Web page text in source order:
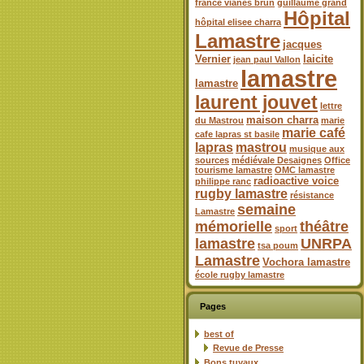
france vianes brun guillaume grand
hôpital elisee charra Hôpital
Lamastre jacques
Vernier jean paul Vallon
laicite
lamastre lamastre
laurent jouvet lettre
du Mastrou maison charra marie
cafe lapras st basile marie café
lapras mastrou musique aux
sources médiévale Desaignes Office
tourisme lamastre OMC lamastre
philippe ranc radioactive voice
rugby lamastre résistance
Lamastre semaine
mémorielle sport théâtre
lamastre tsa poum UNRPA
Lamastre Vochora lamastre
école rugby lamastre
Pages
best of
Revue de Presse